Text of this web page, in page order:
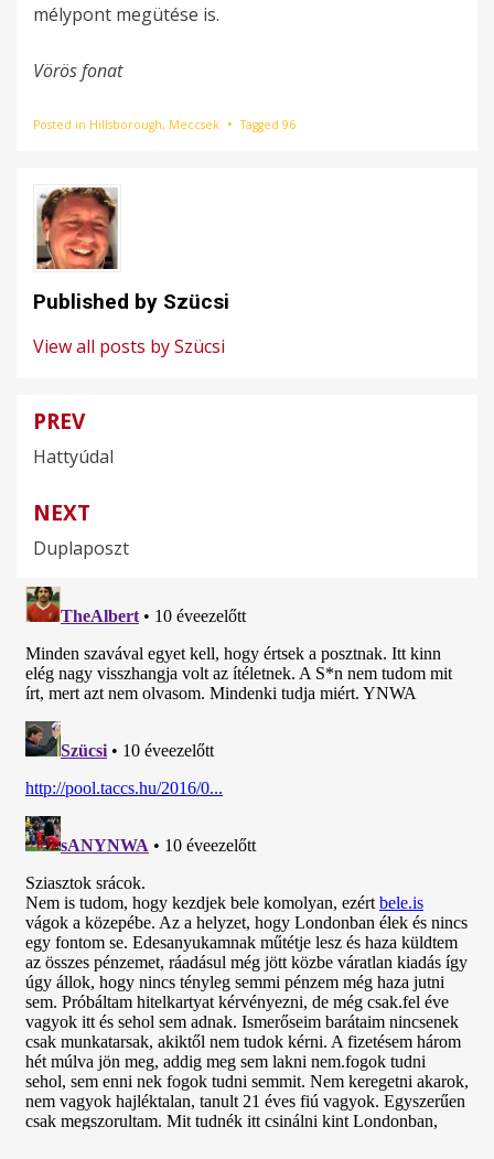
mélypont megütése is.
Vörös fonat
Posted in Hillsborough, Meccsek Tagged 96
Published by Szücsi
View all posts by Szücsi
Bejegyzés
navigáció
PREV
Hattyúdal
NEXT
Duplaposzt